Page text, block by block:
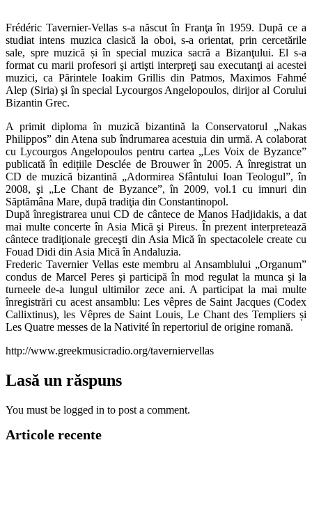
Frédéric Tavernier-Vellas s-a născut în Franţa în 1959. După ce a
studiat intens muzica clasică la oboi, s-a orientat, prin cercetările
sale, spre muzică și în special muzica sacră a Bizanţului. El s-a
format cu marii profesori şi artişti interpreţi sau executanţi ai acestei
muzici, ca Părintele Ioakim Grillis din Patmos, Maximos Fahmé
Alep (Siria) şi în special Lycourgos Angelopoulos, dirijor al Corului
Bizantin Grec.
A primit diploma în muzică bizantină la Conservatorul „Nakas
Philippos” din Atena sub îndrumarea acestuia din urmă. A colaborat
cu Lycourgos Angelopoulos pentru cartea „Les Voix de Byzance”
publicată în edițiile Desclée de Brouwer în 2005. A înregistrat un
CD de muzică bizantină „Adormirea Sfântului Ioan Teologul”, în
2008, şi „Le Chant de Byzance”, în 2009, vol.1 cu imnuri din
Săptămâna Mare, după tradiţia din Constantinopol.
După înregistrarea unui CD de cântece de Manos Hadjidakis, a dat
mai multe concerte în Asia Mică şi Pireus. În prezent interpretează
cântece tradiţionale greceşti din Asia Mică în spectacolele create cu
Fouad Didi din Asia Mică în Andaluzia.
Frederic Tavernier Vellas este membru al Ansamblului „Organum”
condus de Marcel Peres şi participă în mod regulat la munca şi la
turneele de-a lungul ultimilor zece ani. A participat la mai multe
înregistrări cu acest ansamblu: Les vêpres de Saint Jacques (Codex
Callixtinus), les Vêpres de Saint Louis, Le Chant des Templiers și
Les Quatre messes de la Nativité în repertoriul de origine romană.
http://www.greekmusicradio.org/taverniervellas
Lasă un răspuns
You must be logged in to post a comment.
Articole recente